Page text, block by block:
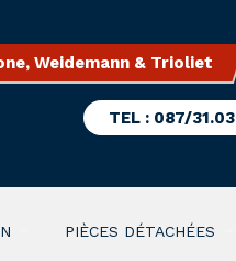
Weidemann & Trioliet
TEL : 087/
PIÈCES DÉTACHÉES